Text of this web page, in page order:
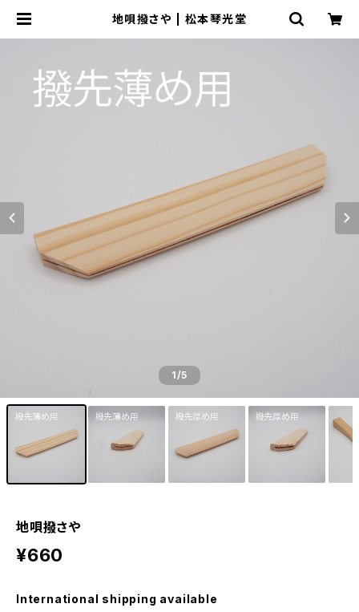
地唄撥さや | 松本琴光堂
1/5
地唄撥さや
¥660
International shipping available